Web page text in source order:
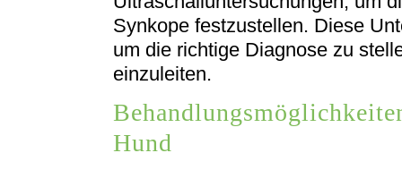
Synkope festzustellen. Diese
um die richtige Diagnose zu
einzuleiten.
Hund